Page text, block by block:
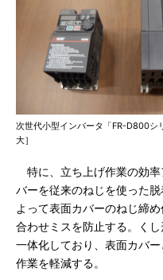
次世代小型インバータ「FR-D800シ
大］
特に、立ち上げ作業の効率
バーを従来のねじを使った
よって表面カバーのねじ締
合わせミスを防止する。く
一体化しており、表面カバ
作業を軽減する。